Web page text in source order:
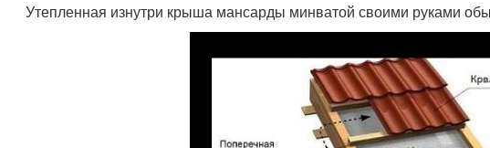
Утепленная изнутри крыша мансарды минватой своими руками